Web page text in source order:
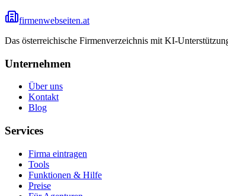
firmenwebseiten.at
Das österreichische Firmenverzeichnis mit KI-
Unternehmen
Über uns
Kontakt
Blog
Services
Firma eintragen
Tools
Funktionen & Hilfe
Preise